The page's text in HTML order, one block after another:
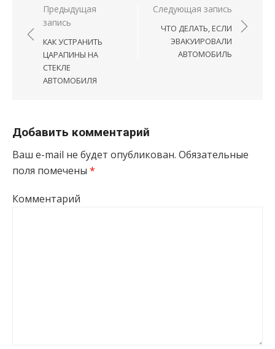
Навигация по записям
Предыдущая
запись
КАК УСТРАНИТЬ
ЦАРАПИНЫ НА
СТЕКЛЕ
АВТОМОБИЛЯ
Следующая запись
ЧТО ДЕЛАТЬ, ЕСЛИ
ЭВАКУИРОВАЛИ
АВТОМОБИЛЬ
Добавить комментарий
Ваш e-mail не будет опубликован. Обязательные
поля помечены *
Комментарий